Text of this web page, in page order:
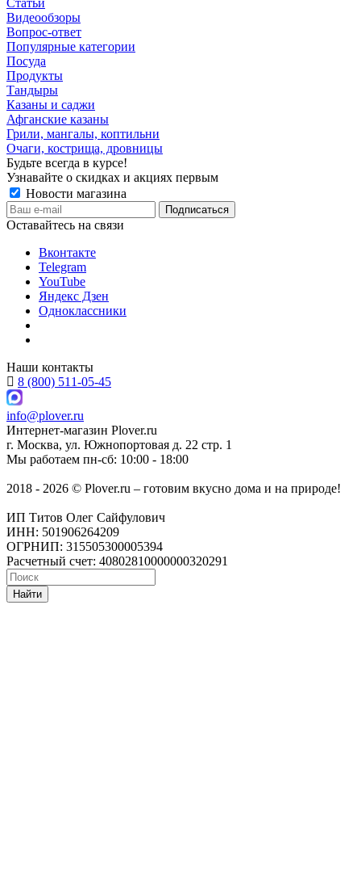
Видеообзоры
Вопрос-ответ
Популярные категории
Посуда
Продукты
Тандыры
Казаны и саджи
Афганские казаны
Грили, мангалы, коптильни
Очаги, кострища, дровницы
Будьте всегда в курсе!
Узнавайте о скидках и акциях первым
Новости магазина
Оставайтесь на связи
Вконтакте
Telegram
YouTube
Яндекс Дзен
Одноклассники
Наши контакты
8 (800) 511-05-45
info@plover.ru
Интернет-магазин Plover.ru
г. Москва, ул. Южнопортовая д. 22 стр. 1
Мы работаем пн-сб: 10:00 - 18:00
2018 - 2026 © Plover.ru – готовим вкусно дома и на природе!
ИП Титов Олег Сайфулович
ИНН: 501906264209
ОГРНИП: 315505300005394
Расчетный счет: 40802810000000320291
Найти